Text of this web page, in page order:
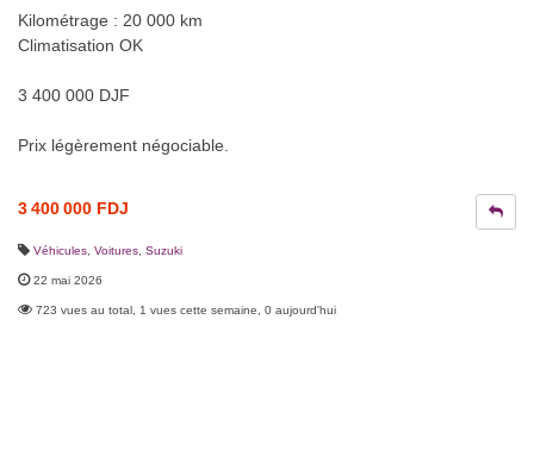
Kilométrage : 20 000 km
Climatisation OK
3 400 000 DJF
Prix légèrement négociable.
3 400 000 FDJ
Véhicules Voitures Suzuki
22 mai 2026
723 vues au total, 1 vues cette semaine, 0 aujourd'hui